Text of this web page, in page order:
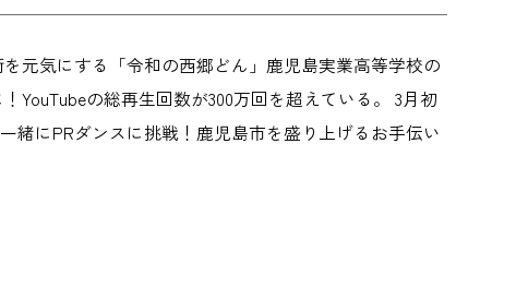
元気にする「令和の西郷どん」鹿児島実業高等学校の
YouTubeの総再生回数が300万回を超えている。 3月初
緒にPRダンスに挑戦！鹿児島市を盛り上げるお手伝い